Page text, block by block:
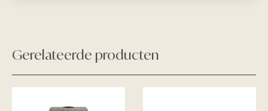
Gerelateerde producten